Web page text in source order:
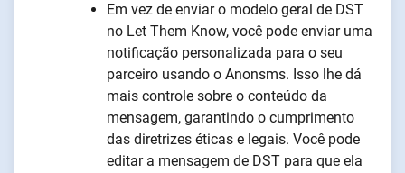
Em vez de enviar o modelo geral de DST
no Let Them Know, você pode enviar uma
notificação personalizada para o seu
parceiro usando o Anonsms. Isso lhe dá
mais controle sobre o conteúdo da
mensagem, garantindo o cumprimento
das diretrizes éticas e legais. Você pode
editar a mensagem de DST para que ela